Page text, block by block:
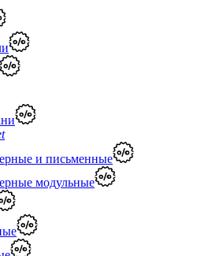
и письменные
модульные